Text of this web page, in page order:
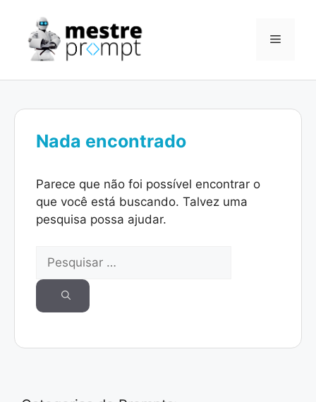
conteúdo
Menu
Nada encontrado
Parece que não foi possível encontrar o
que você está buscando. Talvez uma
pesquisa possa ajudar.
Pesquisar